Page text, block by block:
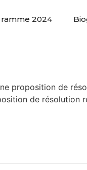
2024
proposition de
de résolution